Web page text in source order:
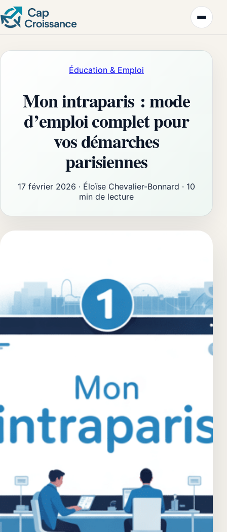
Éducation & Emploi
Mon intraparis : mode
d’emploi complet pour
vos démarches
parisiennes
17 février 2026 · Éloïse Chevalier-Bonnard · 10
min de lecture